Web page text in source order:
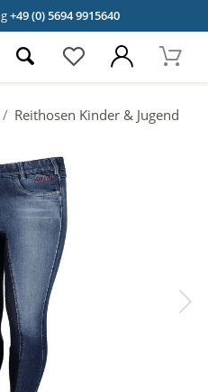
+49 (0) 5694 9915640
Reithosen Kinder & Jugend